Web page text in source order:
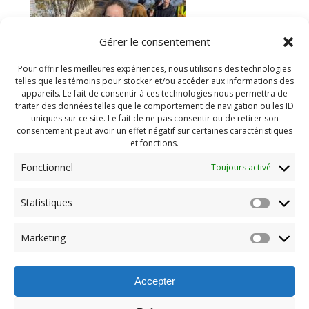
Gérer le consentement
Pour offrir les meilleures expériences, nous utilisons des technologies
telles que les témoins pour stocker et/ou accéder aux informations des
appareils. Le fait de consentir à ces technologies nous permettra de
traiter des données telles que le comportement de navigation ou les ID
uniques sur ce site. Le fait de ne pas consentir ou de retirer son
consentement peut avoir un effet négatif sur certaines caractéristiques
et fonctions.
Fonctionnel Toujours activé
Statistiques
Marketing
Accepter
Navigation
de
l'article
Previous
Camp hiver 2025 (155)